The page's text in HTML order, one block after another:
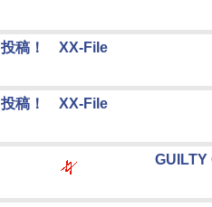
投稿！ XX-File
投稿！ XX-File
GUILTY